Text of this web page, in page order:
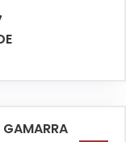
GAMARRA